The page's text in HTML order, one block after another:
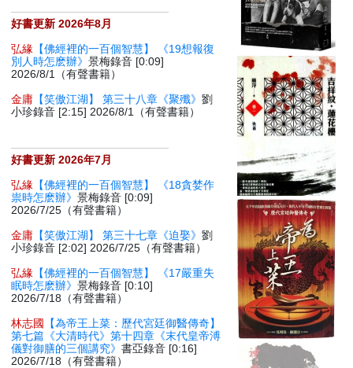
好書更新 2026年8月
弘緣 【佛經裡的一百個智慧】 《19想報復
別人時怎麽辦》景梅錄音 [0:09]
2026/8/1（有聲書籍）
金庸 【笑傲江湖】 第三十八章《聚殲》劉
小珍錄音 [2:15] 2026/8/1（有聲書籍）
好書更新 2026年7月
弘緣 【佛經裡的一百個智慧】 《18貪婪作
祟時怎麽辦》景梅錄音 [0:09]
2026/7/25（有聲書籍）
金庸 【笑傲江湖】 第三十七章《迫娶》劉
小珍錄音 [2:02] 2026/7/25（有聲書籍）
弘緣 【佛經裡的一百個智慧】 《17嚴重失
眠時怎麽辦》景梅錄音 [0:10]
2026/7/18（有聲書籍）
林志國
【為帝王上菜：歷代宮廷御醫傳奇】
第七篇《大清時代》第十四章《末代皇帝溥
儀對御膳的三個講究》書亞錄音 [0:16]
2026/7/18（有聲書籍）